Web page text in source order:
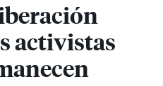
activistas